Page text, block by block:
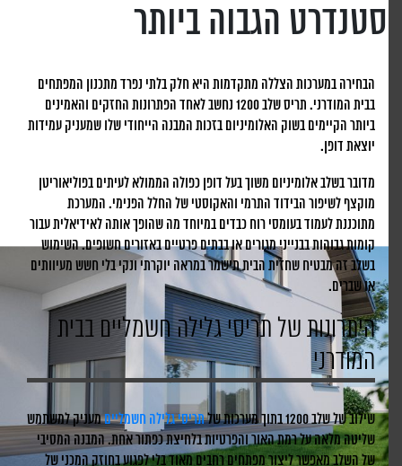
הגבוה ביותר
הבחירה במערכות הצללה מתקדמות היא חלק בלתי נפרד מתכנון המפתחים
בבית המודרני. תריס שלב 1200 נחשב לאחד הפתרונות החזקים והאמינים
ביותר הקיימים בשוק האלומיניום בזכות המבנה הייחודי שלו שמעניק עמידות
יוצאת דופן.
מדובר בשלב אלומיניום משוך בעל דופן כפולה הממולא לעיתים בפוליאוריטן
מוקצף לשיפור הבידוד התרמי והאקוסטי של החלל הפנימי. המערכת
מתוכננת לעמוד בעומסי רוח כבדים במיוחד מה שהופך אותה לאידיאלית עבור
קומות גבוהות בבנייני מגורים או בבתים פרטיים באזורים חשופים. השימוש
בשלב זה מבטיח שחזית הבית תישמר במראה יוקרתי ונקי בלי חשש מעיוותים
או שברים.
היתרונות של תריסי גלילה חשמליים בבית
המודרני
שילוב של שלב 1200 בתוך מערכות של תריסי גלילה חשמלייםמעניק למשתמש
שליטה מלאה על רמת האור והפרטיות בלחיצת כפתור אחת. המבנה המסיבי
של השלב מאפשר ליצור מפתחים רחבים מאוד בלי לפגוע בחוזק המכני של